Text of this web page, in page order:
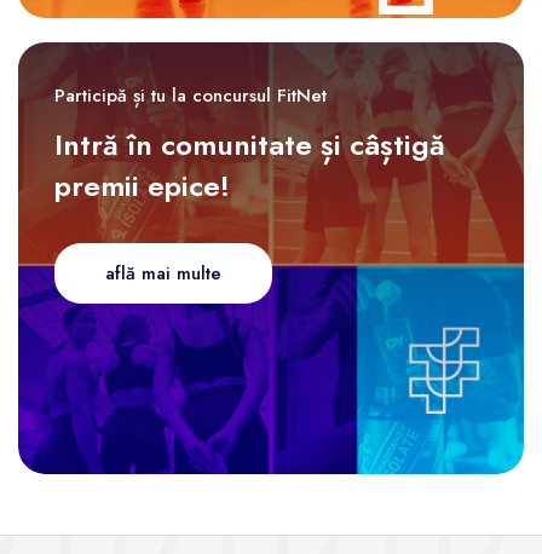
Participă și tu la concursul FitNet
Intră în comunitate și câștigă
premii epice!
află mai multe